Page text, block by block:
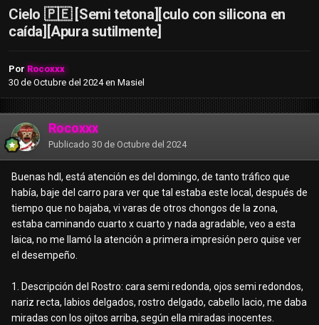
Cielo 🇵🇪 [Semi tetona][culo con silicona en
caída][Apura sutilmente]
Por Rocoxxx
30 de Octubre del 2024en Masiel
Rocoxxx
Publicado 30 de Octubre del 2024
Buenas hdl, está atención es del domingo, de tanto tráfico que
había, baje del carro para ver que tal estaba este local, después de
tiempo que no bajaba, vi varas de otros chongos de la zona,
estaba caminando cuarto x cuarto y nada agradable, veo a esta
laica, no me llamó la atención a primera impresión pero quise ver
el desempeño.
1. Descripción del Rostro: cara semi redonda, ojos semi redondos,
nariz recta, labios delgados, rostro delgado, cabello lacio, me daba
miradas con los ojitos arriba, según ella miradas inocentes.